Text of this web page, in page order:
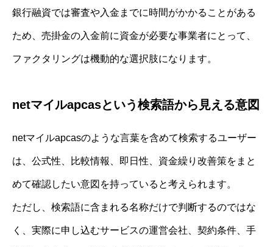
銀行融資では審査や入金までに時間がかかることがある
ため、売掛金の入金前に資金が必要な事業者にとって、
ファクタリングは機動的な選択肢になります。
netマイルapcasという検索語から見える意図
netマイルapcasのような言葉を含めて検索するユーザー
は、公式性、比較情報、即日性、資金繰り改善策をまと
めて確認したい意図を持っていると考えられます。
ただし、検索語に含まれる名称だけで判断するのではな
く、実際に申し込むサービスの運営会社、契約条件、手